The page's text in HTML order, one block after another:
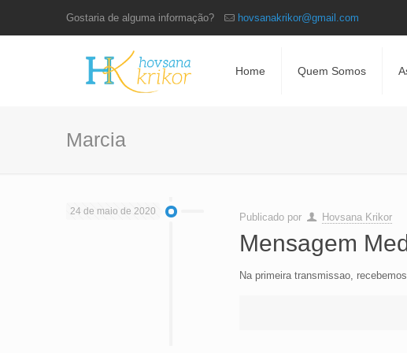
Gostaria de alguma informação? hovsanakrikor@gmail.com
Home Quem Somos
Marcia
24 de maio de 2020 Publicado por Hovsana Krikor
Mensagem
Na primeira transmissao,